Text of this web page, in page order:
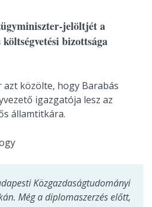
jelöltjét a
bizottsága
azt közölte, hogy Barabás
igazgatója lesz az
államtitkára.
Közgazdaságtudományi
Még a diplomaszerzés előtt,